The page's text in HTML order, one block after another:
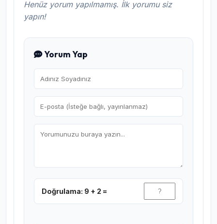
Henüz yorum yapılmamış. İlk yorumu siz
yapın!
Yorum Yap
Doğrulama: 9 + 2 =